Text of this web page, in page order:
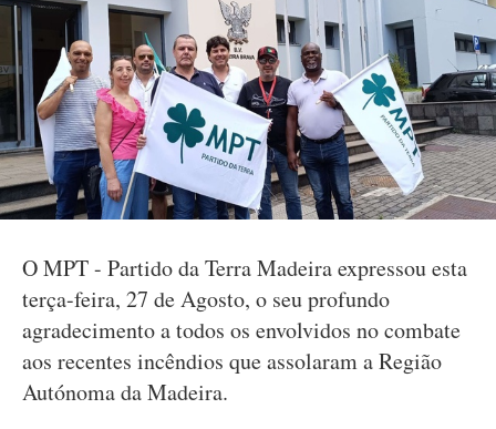
O MPT - Partido da Terra Madeira expressou esta
terça-feira, 27 de Agosto, o seu profundo
agradecimento a todos os envolvidos no combate
aos recentes incêndios que assolaram a Região
Autónoma da Madeira.